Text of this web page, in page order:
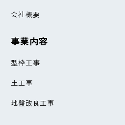
会社概要
事業内容
型枠工事
土工事
地盤改良工事